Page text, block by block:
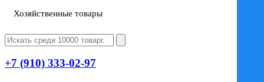
Хозяйственные товары
+7 (910) 333-02-97